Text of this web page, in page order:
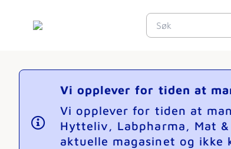
Vi opplever for tiden at
Vi opplever for tiden at
Hytteliv, Labpharma, Mat
aktuelle magasinet og ikke